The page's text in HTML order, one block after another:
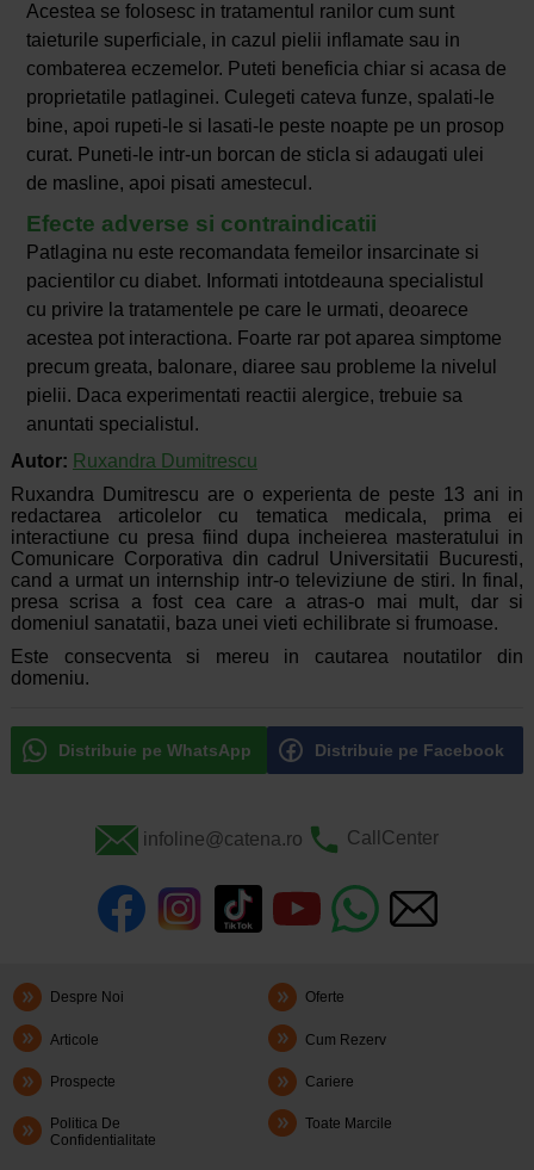
Acestea se folosesc in tratamentul ranilor cum sunt
taieturile superficiale, in cazul pielii inflamate sau in
combaterea eczemelor. Puteti beneficia chiar si acasa de
proprietatile patlaginei. Culegeti cateva funze, spalati-le
bine, apoi rupeti-le si lasati-le peste noapte pe un prosop
curat. Puneti-le intr-un borcan de sticla si adaugati ulei
de masline, apoi pisati amestecul.
Efecte adverse si contraindicatii
Patlagina nu este recomandata femeilor insarcinate si
pacientilor cu diabet. Informati intotdeauna specialistul
cu privire la tratamentele pe care le urmati, deoarece
acestea pot interactiona. Foarte rar pot aparea simptome
precum greata, balonare, diaree sau probleme la nivelul
pielii. Daca experimentati reactii alergice, trebuie sa
anuntati specialistul.
Autor: Ruxandra Dumitrescu
Ruxandra Dumitrescu are o experienta de peste 13 ani in
redactarea articolelor cu tematica medicala, prima ei
interactiune cu presa fiind dupa incheierea masteratului in
Comunicare Corporativa din cadrul Universitatii Bucuresti,
cand a urmat un internship intr-o televiziune de stiri. In final,
presa scrisa a fost cea care a atras-o mai mult, dar si
domeniul sanatatii, baza unei vieti echilibrate si frumoase.
Este consecventa si mereu in cautarea noutatilor din
domeniu.
Distribuie pe WhatsApp Distribuie pe Facebook
infoline@catena.ro CallCenter
Despre Noi Oferte
Articole Cum Rezerv
Prospecte Cariere
Politica De
Confidentialitate
Toate Marcile